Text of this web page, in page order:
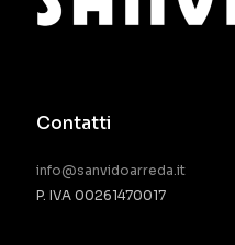
Contatti
info@sanvidoarreda.it
P. IVA 00261470017